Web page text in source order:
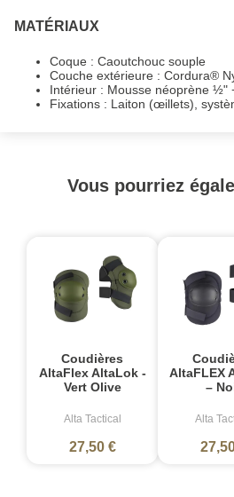
MATÉRIAUX
Coque : Caoutchouc souple
Couche extérieure : Cordura®
Intérieur : Mousse néoprène ½"
Fixations : Laiton (œillets),
Vous pourriez
Coudières
AltaFlex AltaLok -
Vert Olive
Alta Tactical
27,50 €
AltaFLEX
–
Alta